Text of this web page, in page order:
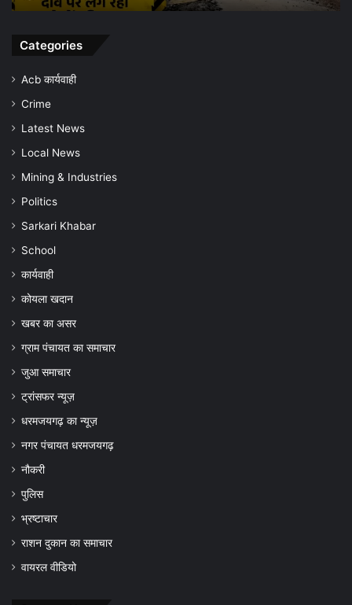
जागरूकता
Categories
Acb कार्यवाही
Crime
Latest News
Local News
Mining & Industries
Politics
Sarkari Khabar
School
कार्यवाही
कोयला खदान
खबर का असर
ग्राम पंचायत का समाचार
जुआ समाचार
ट्रांसफर न्यूज़
धरमजयगढ़ का न्यूज़
नगर पंचायत धरमजयगढ़
नौकरी
पुलिस
भ्रष्टाचार
राशन दुकान का समाचार
वायरल वीडियो